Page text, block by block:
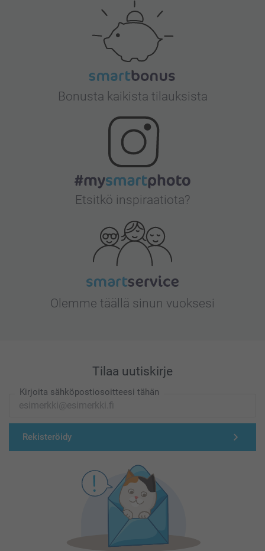
Bonusta kaikista tilauksista
Etsitkö inspiraatiota?
Olemme täällä sinun vuoksesi
Tilaa uutiskirje
Kirjoita sähköpostiosoitteesi tähän
Rekisteröidy